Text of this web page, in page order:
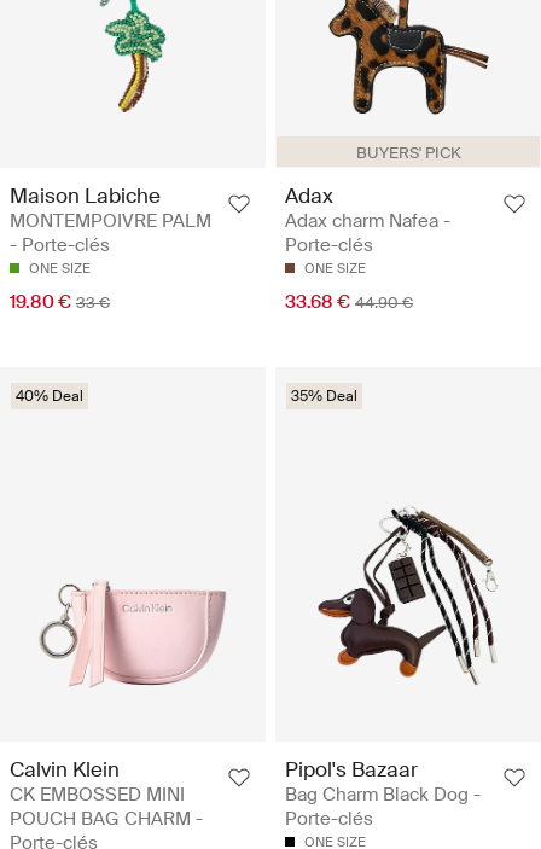
Maison Labiche
MONTEMPOIVRE PALM
- Porte-clés
ONE SIZE
19.80 € 33 €
BUYERS' PICK
Adax
Adax charm Nafea -
Porte-clés
ONE SIZE
33.68 € 44.90 €
40% Deal
Calvin Klein
CK EMBOSSED MINI
POUCH BAG CHARM -
Porte-clés
35% Deal
Pipol's Bazaar
Bag Charm Black Dog -
Porte-clés
ONE SIZE